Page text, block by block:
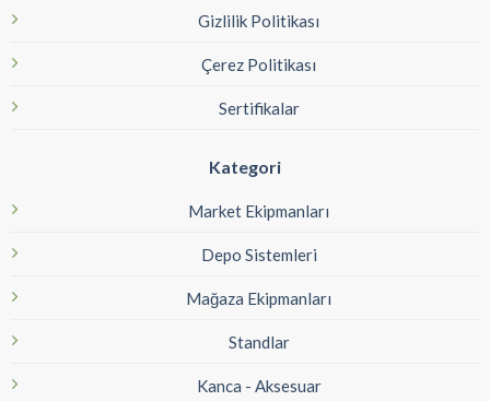
Gizlilik Politikası
Çerez Politikası
Sertifikalar
Kategori
Market Ekipmanları
Depo Sistemleri
Mağaza Ekipmanları
Standlar
Kanca - Aksesuar